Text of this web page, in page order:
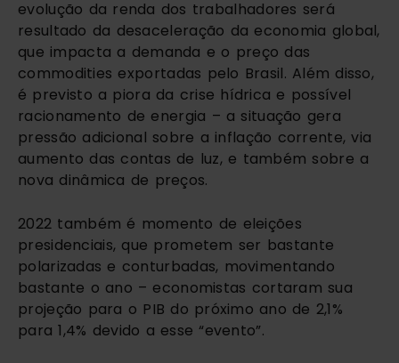
evolução da renda dos trabalhadores será
resultado da desaceleração da economia global,
que impacta a demanda e o preço das
commodities exportadas pelo Brasil. Além disso,
é previsto a piora da crise hídrica e possível
racionamento de energia – a situação gera
pressão adicional sobre a inflação corrente, via
aumento das contas de luz, e também sobre a
nova dinâmica de preços.
2022 também é momento de eleições
presidenciais, que prometem ser bastante
polarizadas e conturbadas, movimentando
bastante o ano – economistas cortaram sua
projeção para o PIB do próximo ano de 2,1%
para 1,4% devido a esse “evento”.